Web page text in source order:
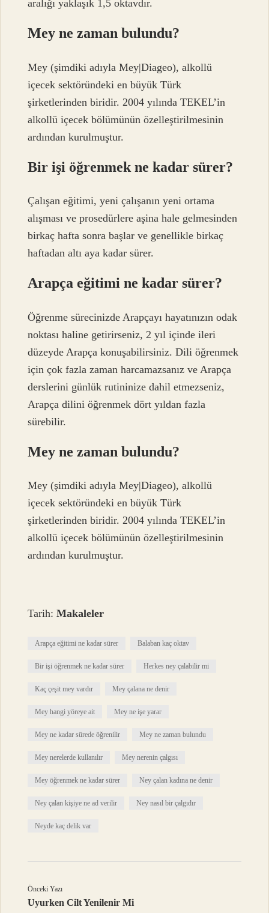
aralığı yaklaşık 1,5 oktavdır.
Mey ne zaman bulundu?
Mey (şimdiki adıyla Mey|Diageo), alkollü
içecek sektöründeki en büyük Türk
şirketlerinden biridir. 2004 yılında TEKEL’in
alkollü içecek bölümünün özelleştirilmesinin
ardından kurulmuştur.
Bir işi öğrenmek ne kadar sürer?
Çalışan eğitimi, yeni çalışanın yeni ortama
alışması ve prosedürlere aşina hale gelmesinden
birkaç hafta sonra başlar ve genellikle birkaç
haftadan altı aya kadar sürer.
Arapça eğitimi ne kadar sürer?
Öğrenme sürecinizde Arapçayı hayatınızın odak
noktası haline getirirseniz, 2 yıl içinde ileri
düzeyde Arapça konuşabilirsiniz. Dili öğrenmek
için çok fazla zaman harcamazsanız ve Arapça
derslerini günlük rutininize dahil etmezseniz,
Arapça dilini öğrenmek dört yıldan fazla
sürebilir.
Mey ne zaman bulundu?
Mey (şimdiki adıyla Mey|Diageo), alkollü
içecek sektöründeki en büyük Türk
şirketlerinden biridir. 2004 yılında TEKEL’in
alkollü içecek bölümünün özelleştirilmesinin
ardından kurulmuştur.
Tarih:Makaleler
Arapça eğitimi ne kadar sürer Balaban kaç oktav
Bir işi öğrenmek ne kadar sürer Herkes ney çalabilir mi
Kaç çeşit mey vardır Mey çalana ne denir
Mey hangi yöreye ait Mey ne işe yarar
Mey ne kadar sürede öğrenilir Mey ne zaman bulundu
Mey nerelerde kullanılır Mey nerenin çalgısı
Mey öğrenmek ne kadar sürer Ney çalan kadına ne denir
Ney çalan kişiye ne ad verilir Ney nasıl bir çalgıdır
Neyde kaç delik var
Önceki Yazı
Uyurken Cilt Yenilenir Mi